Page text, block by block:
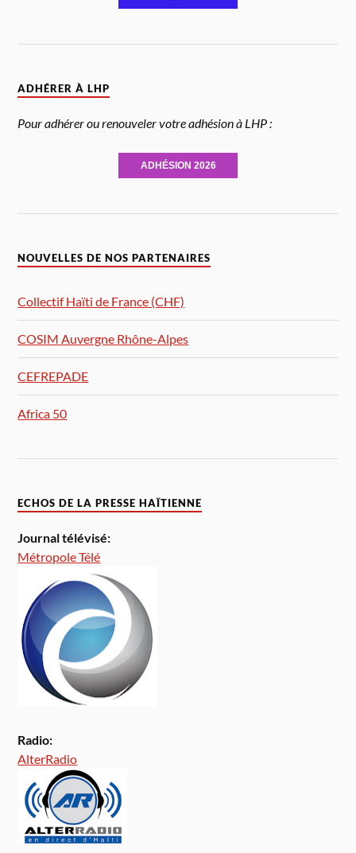
ADHÉRER À LHP
Pour adhérer ou renouveler votre adhésion à LHP :
ADHÉSION 2026
NOUVELLES DE NOS PARTENAIRES
Collectif Haïti de France (CHF)
COSIM Auvergne Rhône-Alpes
CEFREPADE
Africa 50
ECHOS DE LA PRESSE HAÏTIENNE
Journal télévisé:
Métropole Télé
Radio:
AlterRadio